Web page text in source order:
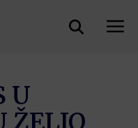
U